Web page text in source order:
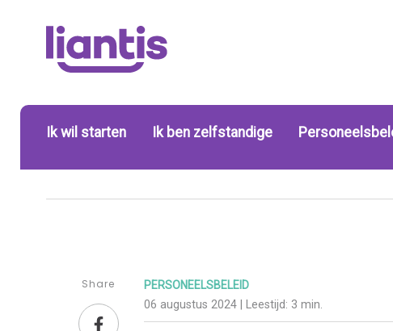
Ik wil starten Ik ben zelfstandige
Share PERSONEELSBELEID
06 augustus 2024 | Leestijd: 3 min.